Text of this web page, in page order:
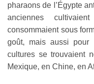
pharaons de l’Égypte
anciennes
consommaient sous
goût, mais aussi pour
cultures se trouvaient
Mexique, en Chine, en